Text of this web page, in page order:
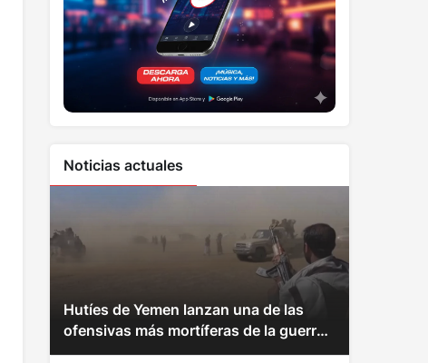
Noticias actuales
Hutíes de Yemen lanzan una de las
ofensivas más mortíferas de la guerra
civil